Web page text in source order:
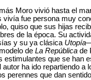
Moro vivió hasta el
vivía fue persona muy
quiso que sus hijas
de la época. Su
y su ya clásica Utopía
de La República de
estimulantes que se han
ha ido repartiendo
perennes que dan